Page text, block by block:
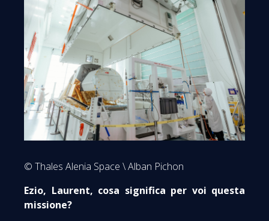
© Thales Alenia Space \ Alban Pichon
Ezio, Laurent, cosa significa per voi questa
missione?